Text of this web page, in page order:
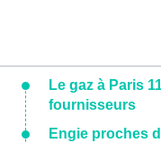
Le gaz à Paris
fournisseurs
Engie proches